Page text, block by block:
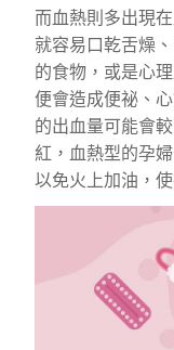
而血熱則多出現
就容易口乾舌燥
的食物，或是心
便會造成便祕、
的出血量可能會
紅，血熱型的孕
以免火上加油，